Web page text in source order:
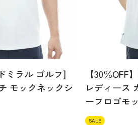
ミラル ゴルフ]
モックネックシ
【30％OFF
レディース
ーフロゴモ
SALE